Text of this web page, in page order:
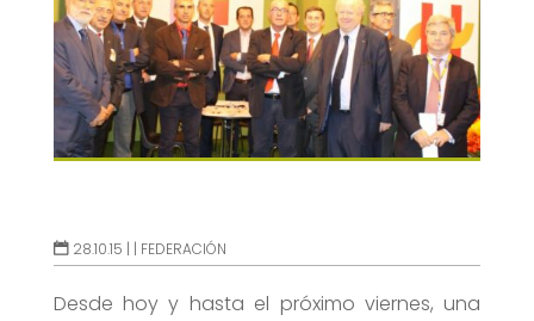
28.10.15 | | FEDERACIÓN
Desde hoy y hasta el próximo viernes, una